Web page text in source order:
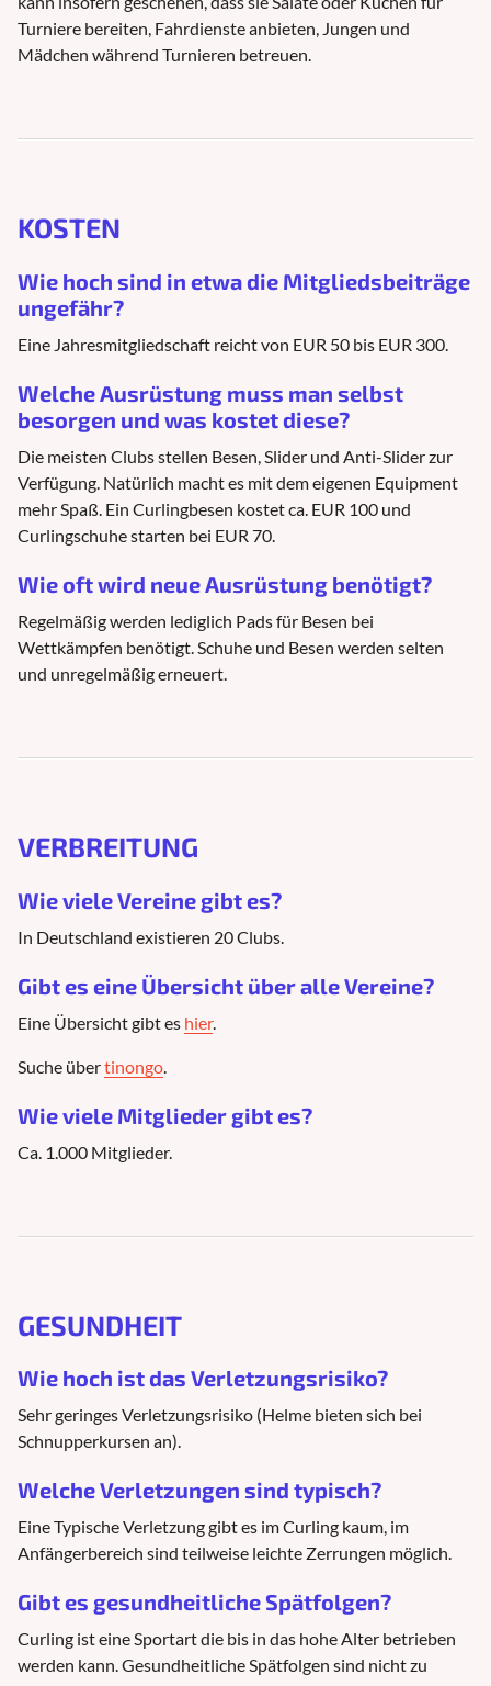
Turniere bereiten, Fahrdienste anbieten, Jungen und
Mädchen während Turnieren betreuen.
KOSTEN
Wie hoch sind in etwa die Mitgliedsbeiträge
ungefähr?
Eine Jahresmitgliedschaft reicht von EUR 50 bis EUR 300.
Welche Ausrüstung muss man selbst
besorgen und was kostet diese?
Die meisten Clubs stellen Besen, Slider und Anti-Slider zur
Verfügung. Natürlich macht es mit dem eigenen Equipment
mehr Spaß. Ein Curlingbesen kostet ca. EUR 100 und
Curlingschuhe starten bei EUR 70.
Wie oft wird neue Ausrüstung benötigt?
Regelmäßig werden lediglich Pads für Besen bei
Wettkämpfen benötigt. Schuhe und Besen werden selten
und unregelmäßig erneuert.
VERBREITUNG
Wie viele Vereine gibt es?
In Deutschland existieren 20 Clubs.
Gibt es eine Übersicht über alle Vereine?
Eine Übersicht gibt es hier.
Suche übertinongo
Wie viele Mitglieder gibt es?
Ca. 1.000 Mitglieder.
GESUNDHEIT
Wie hoch ist das Verletzungsrisiko?
Sehr geringes Verletzungsrisiko (Helme bieten sich bei
Schnupperkursen an).
Welche Verletzungen sind typisch?
Eine Typische Verletzung gibt es im Curling kaum, im
Anfängerbereich sind teilweise leichte Zerrungen möglich.
Gibt es gesundheitliche Spätfolgen?
Curling ist eine Sportart die bis in das hohe Alter betrieben
werden kann. Gesundheitliche Spätfolgen sind nicht zu